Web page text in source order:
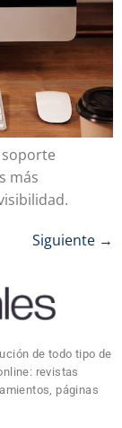
más
Siguiente →
de todo tipo de
revistas
páginas